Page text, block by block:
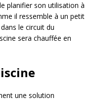
planifier son utilisation à
il ressemble à un petit
le circuit du
sera chauffée en
une solution